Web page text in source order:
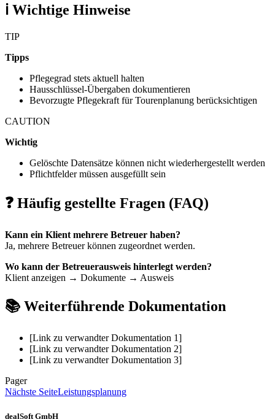
ℹ️ Wichtige Hinweise
TIP
Tipps
Pflegegrad stets aktuell halten
Hausschlüssel-Übergaben dokumentieren
Bevorzugte Pflegekraft für Tourenplanung berücksichtigen
CAUTION
Wichtig
Gelöschte Datensätze können nicht wiederhergestellt werden
Pflichtfelder müssen ausgefüllt sein
❓ Häufig gestellte Fragen (FAQ)
Kann ein Klient mehrere Betreuer haben?
Ja, mehrere Betreuer können zugeordnet werden.
Wo kann der Betreuerausweis hinterlegt werden?
Klient anzeigen → Dokumente → Ausweis
📚 Weiterführende Dokumentation
[Link zu verwandter Dokumentation 1]
[Link zu verwandter Dokumentation 2]
[Link zu verwandter Dokumentation 3]
Pager
Nächste SeiteLeistungsplanung
dealSoft GmbH